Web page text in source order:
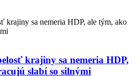
krajiny sa nemeria HDP,
slabí so silnými